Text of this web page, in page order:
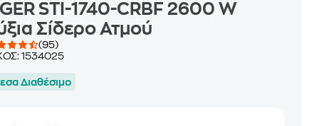
STI-1740-CRBF 2600 W
Σίδερο Ατμού
(95)
1534025
Διαθέσιμο